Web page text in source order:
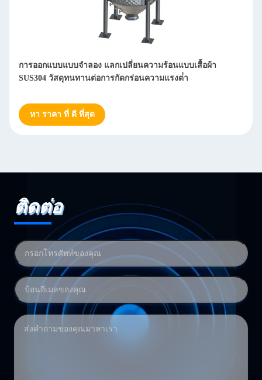
คลับประสิทธิภาพสูงบนเครื่องแลกเปลี่ยนความร้อน การแยกออก
อย่างรวดเร็ว การทําความสะอาดเสื้อน้ํา เครื่องแลกเปลี่ยนความ
หา ราคา ที่ ดี ที่สุด
ติดต่อ